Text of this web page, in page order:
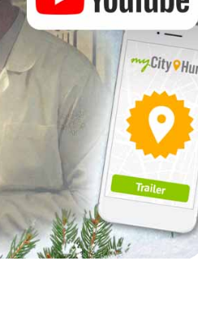
in Sainte-
als Programmpunkt Ihrer
interaktive Schnitzeljagd das
des-Bois ergänzen.
des-Bois wird mit dem X-
Schnitzeljagd alles was
des-Bois erwartet: Spaß,
Sie Ihren Kollegen also
X-Mas Adventure als
Bois ein!